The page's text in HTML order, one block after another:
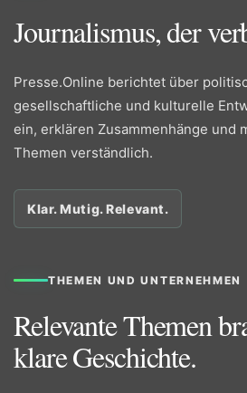
Journalismus, der
Presse.Online berichtet über
gesellschaftliche und kulturelle
ein, erklären Zusammenhänge und
Themen verständlich.
Klar. Mutig. Relevant.
THEMEN UND UNTERNEHMEN
Relevante Themen
klare Geschichte.